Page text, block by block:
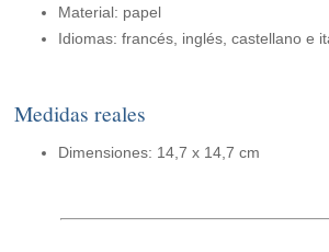
Material: papel
Idiomas: francés, inglés, castellano e
Medidas reales
Dimensiones: 14,7 x 14,7 cm